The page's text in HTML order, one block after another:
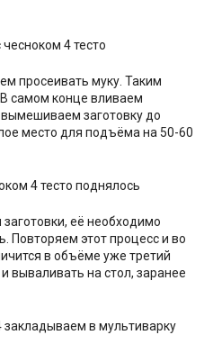
просеивать муку. Таким
самом конце вливаем
заготовку до
место для подъёма на 50-60
её необходимо
Повторяем этот процесс и во
в объёме уже третий
вываливать на стол, заранее